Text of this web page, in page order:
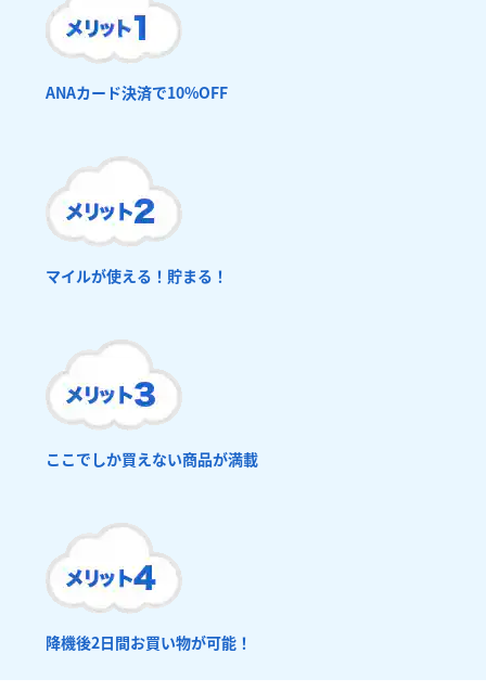
ANAカード決済で10%OFF
マイルが使える！貯まる！
ここでしか買えない商品が満載
降機後2日間お買い物が可能！